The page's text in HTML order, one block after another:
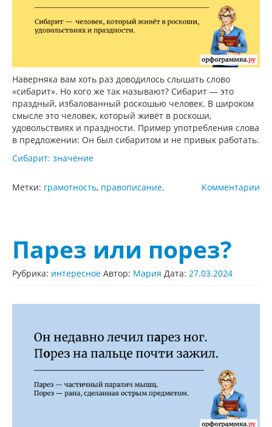
Наверняка вам хоть раз доводилось слышать слово
«сибарит». Но кого же так называют? Сибарит — это
праздный, избалованный роскошью человек. В широком
смысле это человек, который живёт в роскоши,
удовольствиях и праздности. Пример употребления слова
в предложении: Он был сибаритом и не привык работать.
Сибарит: значение
Комментарии
Метки: грамотность, правописание.
Парез или порез?
Рубрика: интересное Автор: Мария Дата: 27.03.2024